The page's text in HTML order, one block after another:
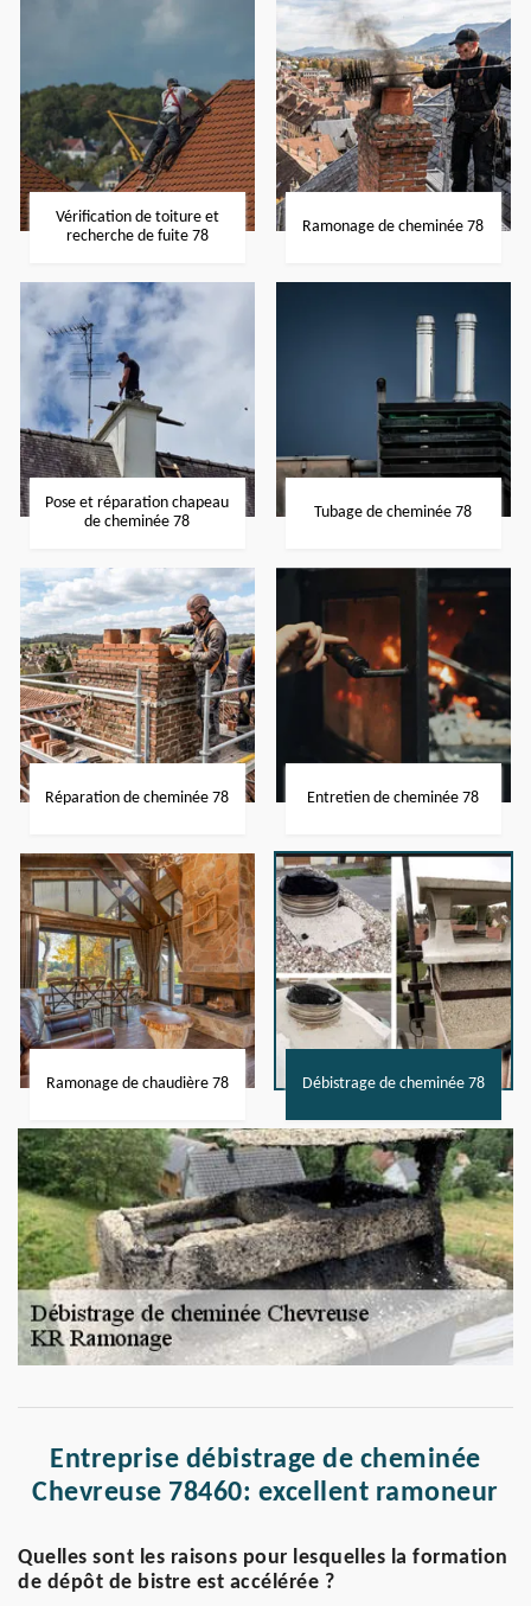
Vérification de toiture et
recherche de fuite 78
Ramonage de cheminée 78
Pose et réparation chapeau
de cheminée 78
Tubage de cheminée 78
Réparation de cheminée 78 Entretien de cheminée 78
Ramonage de chaudière 78 Débistrage de cheminée 78
Entreprise débistrage de cheminée
Chevreuse 78460: excellent ramoneur
Quelles sont les raisons pour lesquelles la formation
de dépôt de bistre est accélérée ?